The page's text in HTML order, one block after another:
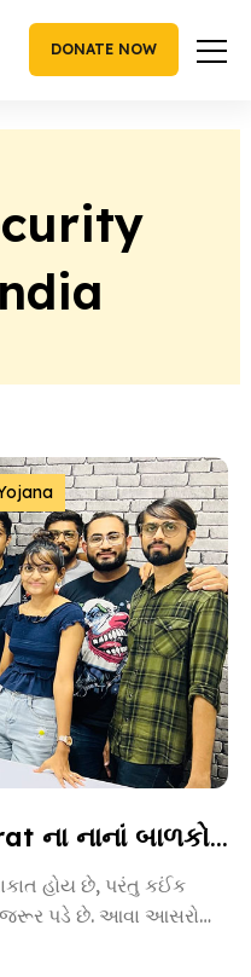
DONATE NOW
પ્રેમાળ યોજના – Gujarat ના નાનાં બાળકો માટે આશાની નવી કિરણ
હોય છે, પરંતુ કઈંક
જરૂર પડે છે. આવા આસરો